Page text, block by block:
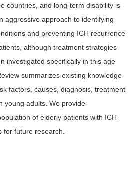
countries, and long-term disability is
aggressive approach to identifying
and preventing ICH recurrence
although treatment strategies
investigated specifically in this age
summarizes existing knowledge
factors, causes, diagnosis, treatment
young adults. We provide
of elderly patients with ICH
for future research.